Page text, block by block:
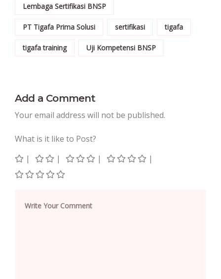
Lembaga Sertifikasi BNSP
PT Tigafa Prima Solusi sertifikasi tigafa
tigafa training Uji Kompetensi BNSP
Add a Comment
Your email address will not be published.
What is it like to Post?